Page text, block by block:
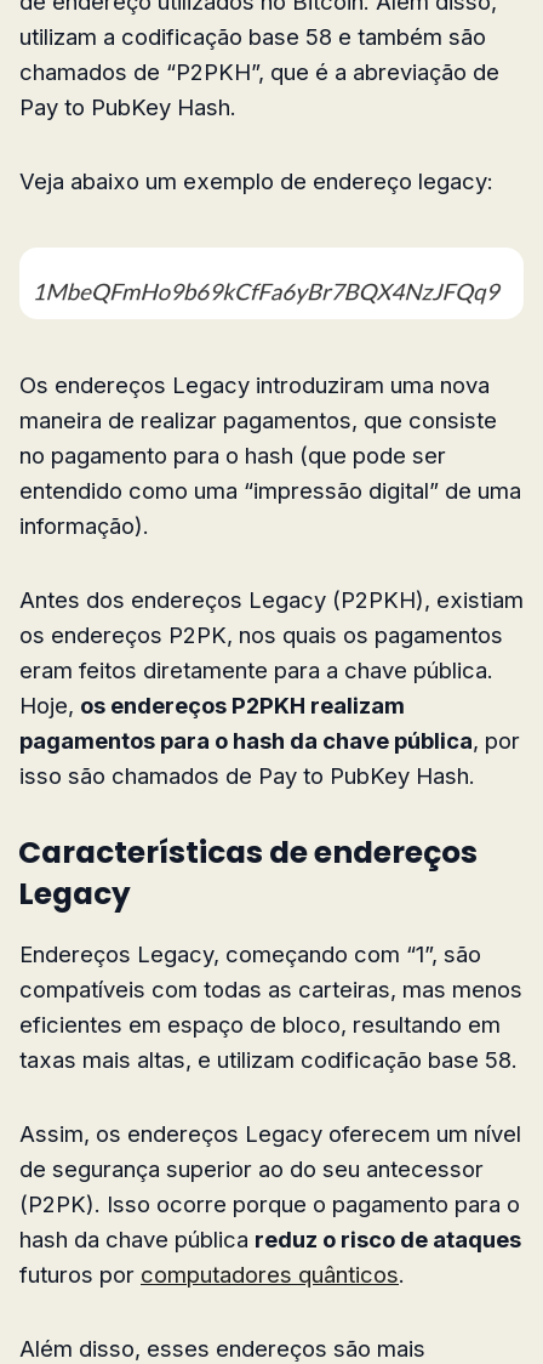
utilizam a codificação base 58 e também são
chamados de “P2PKH”, que é a abreviação de
Pay to PubKey Hash.
Veja abaixo um exemplo de endereço legacy:
Os endereços Legacy introduziram uma nova
maneira de realizar pagamentos, que consiste
no pagamento para o hash (que pode ser
entendido como uma “impressão digital” de uma
informação).
Antes dos endereços Legacy (P2PKH), existiam
os endereços P2PK, nos quais os pagamentos
eram feitos diretamente para a chave pública.
Hoje, os endereços P2PKH realizam
pagamentos para o hash da chave pública, por
isso são chamados de Pay to PubKey Hash.
Características de endereços
Legacy
Endereços Legacy, começando com “1”, são
compatíveis com todas as carteiras, mas menos
eficientes em espaço de bloco, resultando em
taxas mais altas, e utilizam codificação base 58.
Assim, os endereços Legacy oferecem um nível
de segurança superior ao do seu antecessor
(P2PK). Isso ocorre porque o pagamento para o
hash da chave pública reduz o risco de ataques
futuros por computadores quânticos.
Além disso, esses endereços são mais